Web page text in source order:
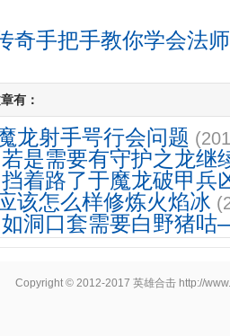
奇手把手教你学会法
有：
龙射手咢行会问题
是需要有守护之龙继
着路了于魔龙破甲兵
该怎么样修炼火焰冰
如洞口套需要白野猪
Copyright © 2012-2017 英雄合击 http://